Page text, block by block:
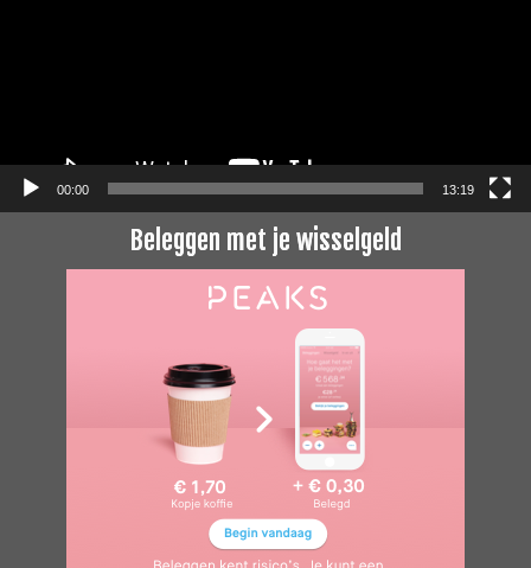
00:00 13:19
Beleggen met je wisselgeld